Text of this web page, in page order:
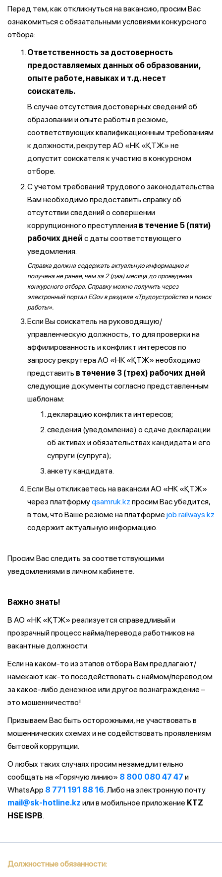
Перед тем, как откликнуться на вакансию, просим Вас
ознакомиться с обязательными условиями конкурсного
отбора:
Ответственность за достоверность
предоставляемых данных об образовании,
опыте работе, навыках и т.д. несет
соискатель.
В случае отсутствия достоверных сведений об
образовании и опыте работы в резюме,
соответствующих квалификационным требованиям
к должности, рекрутер АО «НК «ҚТЖ» не
допустит соискателя к участию в конкурсном
отборе.
С учетом требований трудового законодательства
Вам необходимо предоставить справку об
отсутствии сведений о совершении
коррупционного преступления в течение 5 (пяти)
рабочих дней с даты соответствующего
уведомления.
Справка должна содержать актуальную информацию и
получена не ранее, чем за 2 (два) месяца до проведения
конкурсного отбора. Справку можно получить через
электронный портал EGov в разделе «Трудоустройство и поиск
работы».
Если Вы соискатель на руководящую/
управленческую должность, то для проверки на
аффилированность и конфликт интересов по
запросу рекрутера АО «НК «ҚТЖ» необходимо
представить в течение 3 (трех) рабочих дней
следующие документы согласно представленным
шаблонам:
декларацию конфликта интересов;
сведения (уведомление) о сдаче декларации
об активах и обязательствах кандидата и его
супруги (супруга);
анкету кандидата.
Если Вы откликаетесь на вакансии АО «НК «ҚТЖ»
через платформуqsamruk.kz просим Вас убедится,
в том, что Ваше резюме на платформе job.railways.kz
содержит актуальную информацию.
Просим Вас следить за соответствующими
уведомлениями в личном кабинете.
Важно знать!
В АО «НК «ҚТЖ» реализуется справедливый и
прозрачный процесс найма/перевода работников на
вакантные должности.
Если на каком-то из этапов отбора Вам предлагают/
намекают как-то посодействовать с наймом/переводом
за какое-либо денежное или другое вознаграждение –
это мошенничество!
Призываем Вас быть осторожными, не участвовать в
мошеннических схемах и не содействовать проявлениям
бытовой коррупции.
О любых таких случаях просим незамедлительно
сообщать на «Горячую линию» 8 800 080 47 47 и
WhatsApp 8 771 191 88 16. Либо на электронную почту
mail@sk-hotline.kz или в мобильное приложение KTZ
HSE ISPB.
Должностные обязанности: